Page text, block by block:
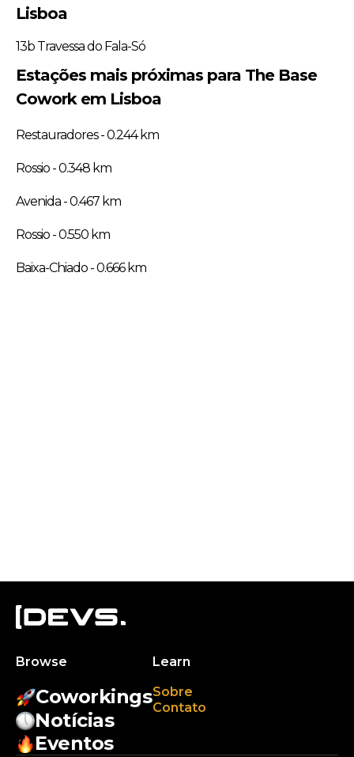
Lisboa
13b Travessa do Fala-Só
Estações mais próximas para The Base
Cowork em Lisboa
Restauradores - 0.244 km
Rossio - 0.348 km
Avenida - 0.467 km
Rossio - 0.550 km
Baixa-Chiado - 0.666 km
Browse
Coworkings
Notícias
Eventos
Learn
Sobre
Contato